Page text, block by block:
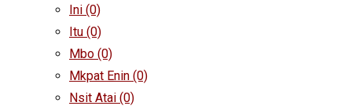
Ini (0)
Itu (0)
Mbo (0)
Mkpat Enin (0)
Nsit Atai (0)